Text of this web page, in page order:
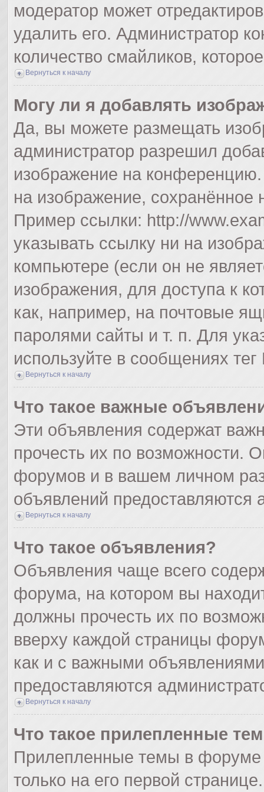
модератор может
удалить его. Администратор
количество смайликов,
Вернуться к началу
Могу ли я добавлять
Да, вы можете размещать
администратор разрешил
изображение на
на изображение,
Пример ссылки: http://
указывать ссылку ни на
компьютере (если он не
изображения, для доступа к
как, например, на почтовые
паролями сайты и т. п. Для
используйте в сообщениях
Вернуться к началу
Что такое важные
Эти объявления содержат
прочесть их по возможности.
форумов и в вашем личном
объявлений
Вернуться к началу
Что такое объявления?
Объявления чаще всего
форума, на котором вы
должны прочесть их по
вверху каждой страницы
как и с важными
предоставляются
Вернуться к началу
Что такое прилепленные
Прилепленные темы в форуме
только на его первой